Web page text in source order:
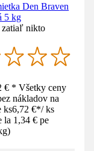
Den Braven
5 kg
zatiaľ nikto
€ * Všetky ceny
nákladov na
ks6,72 €*/ ks
la 1,34 € pe
)